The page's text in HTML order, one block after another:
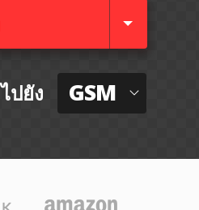
ไปยัง GSM